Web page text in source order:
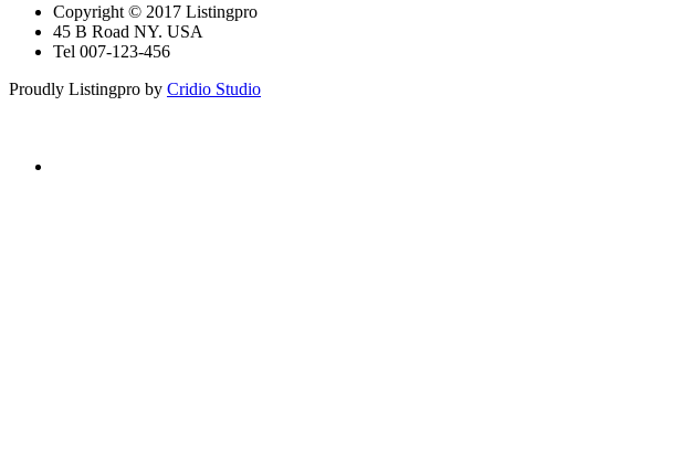
Copyright © 2017 Listingpro
45 B Road NY. USA
Tel 007-123-456
Proudly Listingpro by Cridio Studio